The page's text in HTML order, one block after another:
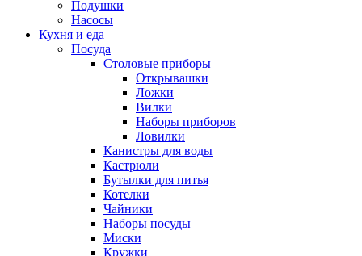
Подушки
Насосы
Кухня и еда
Посуда
Столовые приборы
Открывашки
Ложки
Вилки
Наборы приборов
Ловилки
Канистры для воды
Кастрюли
Бутылки для питья
Котелки
Чайники
Наборы посуды
Миски
Кружки